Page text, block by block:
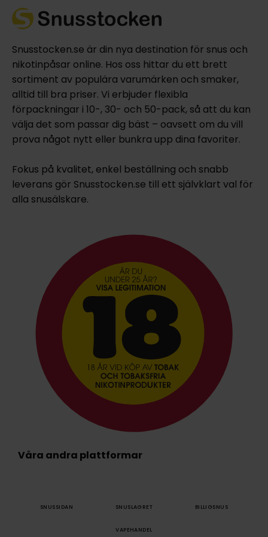
Snusstocken.se är din nya destination för snus och
nikotinpåsar online. Hos oss hittar du ett brett
sortiment av populära varumärken och smaker,
alltid till bra priser. Vi erbjuder flexibla
förpackningar i 10-, 30- och 50-pack, så att du kan
välja det som passar dig bäst – oavsett om du vill
prova något nytt eller bunkra upp dina favoriter.
Fokus på kvalitet, enkel beställning och snabb
leverans gör Snusstocken.se till ett självklart val för
alla snusälskare.
Våra andra plattformar
SNUSSIDAN SNUSLAGRET BILLIGSNUS
VAPEHANDEL